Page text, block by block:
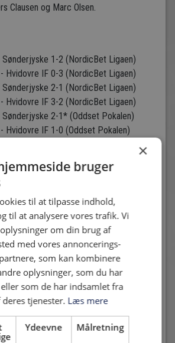
Clausen og Marc Olsen.
1-2 (NordicBet Ligaen)
Hvidovre IF 0-3 (NordicBet Ligaen)
2-1 (NordicBet Ligaen)
Hvidovre IF 3-2 (NordicBet Ligaen)
2-1* (Oddset Pokalen)
Hvidovre IF 1-0 (Oddset Pokalen)
på straffe
på straffe
shop.hvidovrefodbold.dk.
+ gebyr
kr. + gebyr
70 kr. + gebyr
×
bruger
til at tilpasse indhold,
til at analysere vores trafik. Vi
om din brug af
med vores annoncerings-
som kan kombinere
oplysninger, som du har
som de har indsamlet fra
tjenester. Læs mere
Ydeevne Målretning